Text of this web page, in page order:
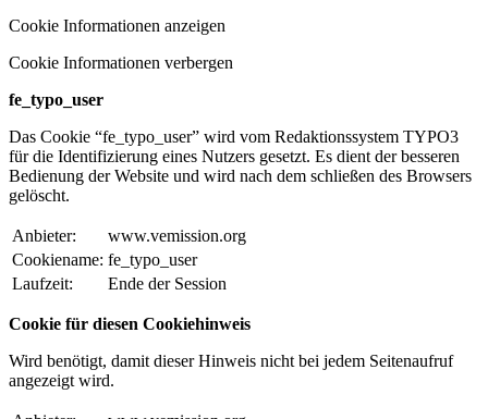
Cookie Informationen anzeigen
Cookie Informationen verbergen
fe_typo_user
Das Cookie “fe_typo_user” wird vom Redaktionssystem TYPO3
für die Identifizierung eines Nutzers gesetzt. Es dient der besseren
Bedienung der Website und wird nach dem schließen des Browsers
gelöscht.
Anbieter:
www.vemission.org
Cookiename: fe_typo_user
Laufzeit:
Ende der Session
Cookie für diesen Cookiehinweis
Wird benötigt, damit dieser Hinweis nicht bei jedem Seitenaufruf
angezeigt wird.